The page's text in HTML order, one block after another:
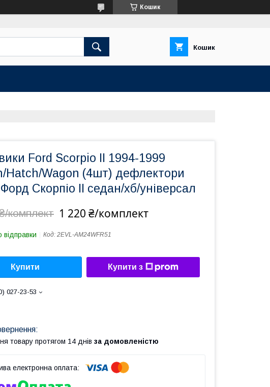
Кошик
Кошик
Ford Scorpio II 1994-1999
Hatch/Wagon (4шт) дефлектори
Форд Скорпіо II седан/хб/універсал
комплект 1 220 ₴/комплект
відправки Код: 2EVL-AM24WFR51
Купити Купити з
027-23-53
товару протягом 14 днів за домовленістю